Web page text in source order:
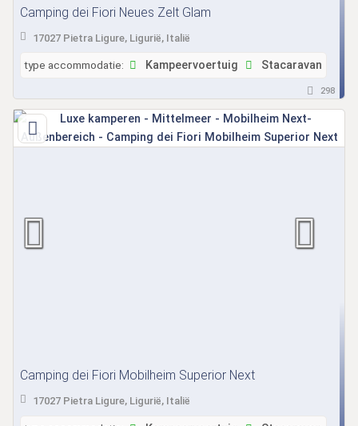
Camping dei Fiori Neues Zelt Glam
17027 Pietra Ligure, Ligurië, Italië
type accommodatie: Kampeervoertuig Stacaravan
298
Camping dei Fiori Mobilheim Superior Next
17027 Pietra Ligure, Ligurië, Italië